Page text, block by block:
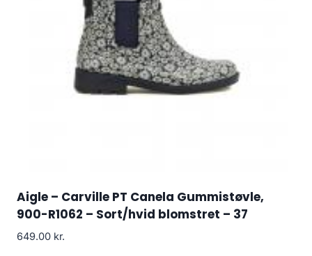
Aigle – Carville PT Canela Gummistøvle,
900-R1062 – Sort/hvid blomstret – 37
649.00 kr.